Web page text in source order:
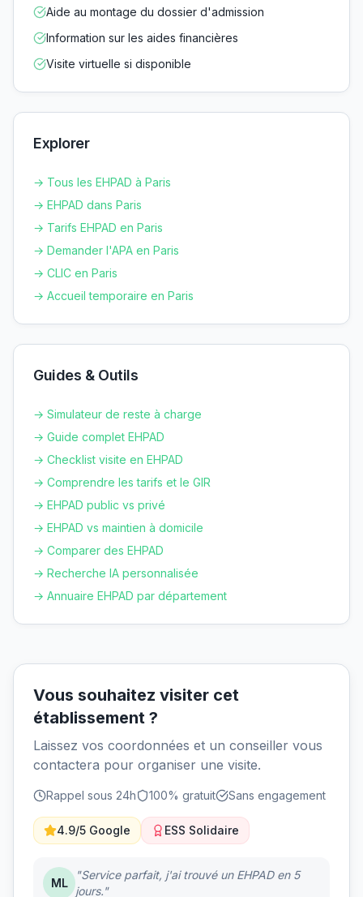
Aide au montage du dossier d'admission
Information sur les aides financières
Visite virtuelle si disponible
Explorer
→ Tous les EHPAD à Paris
→ EHPAD dans Paris
→ Tarifs EHPAD en Paris
→ Demander l'APA en Paris
→ CLIC en Paris
→ Accueil temporaire en Paris
Guides & Outils
→ Simulateur de reste à charge
→ Guide complet EHPAD
→ Checklist visite en EHPAD
→ Comprendre les tarifs et le GIR
→ EHPAD public vs privé
→ EHPAD vs maintien à domicile
→ Comparer des EHPAD
→ Recherche IA personnalisée
→ Annuaire EHPAD par département
Vous souhaitez visiter cet
établissement ?
Laissez vos coordonnées et un conseiller vous
contactera pour organiser une visite.
Rappel sous 24h 100% gratuit Sans engagement
4.9/5 Google ESS Solidaire
ML
"Service parfait, j'ai trouvé un EHPAD en 5
jours."